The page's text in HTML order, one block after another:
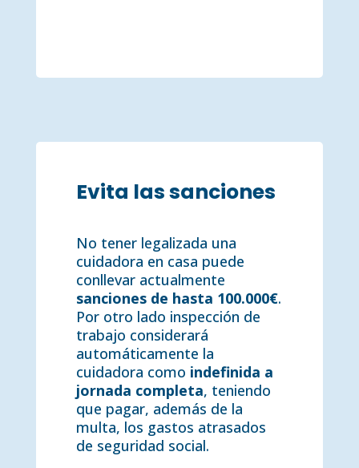
Evita las sanciones
No tener legalizada una
cuidadora en casa puede
conllevar actualmente
sanciones de hasta 100.000€.
Por otro lado inspección de
trabajo considerará
automáticamente la
cuidadora como indefinida a
jornada completa, teniendo
que pagar, además de la
multa, los gastos atrasados
de seguridad social.